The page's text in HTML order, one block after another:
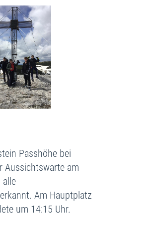
Passhöhe bei
Aussichtswarte am
alle
Am Hauptplatz
um 14:15 Uhr.